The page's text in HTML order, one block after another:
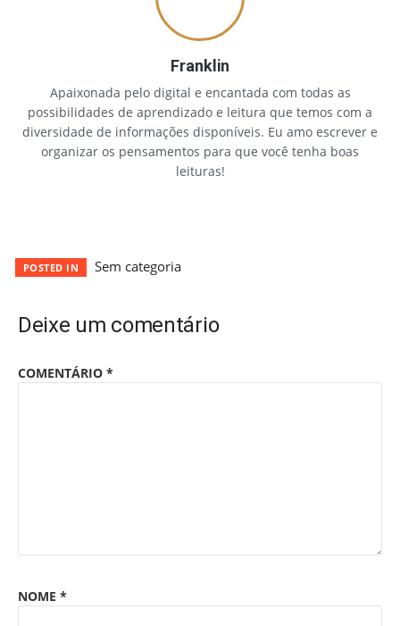
Franklin
Apaixonada pelo digital e encantada com todas as
possibilidades de aprendizado e leitura que temos com a
diversidade de informações disponíveis. Eu amo escrever e
organizar os pensamentos para que você tenha boas
leituras!
POSTED IN Sem categoria
Deixe um comentário
COMENTÁRIO *
NOME *